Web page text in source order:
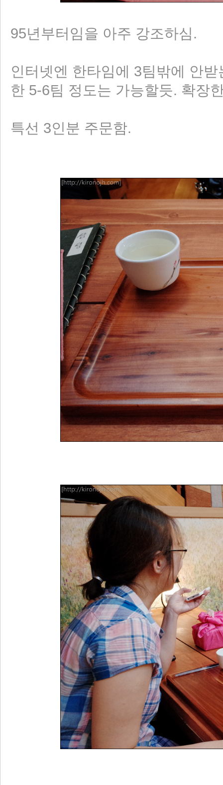
95년부터임을 아주 강조하심.
인터넷엔 한타임에 3팀밖에 안
한 5-6팀 정도는 가능할듯. 확장
특선 3인분 주문함.